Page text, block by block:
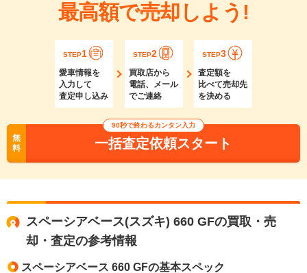
最高額で売却しよう!
STEP1
愛車情報を
入力して
査定申し込み
STEP2
買取店から
電話、メール
でご連絡
STEP3
査定額を
比べて売却先
を決める
無
料
90秒で終わるカンタン入力
一括査定依頼スタート
スペーシアベース(スズキ) 660 GFの買取・売
却・査定の参考情報
スペーシアベース 660 GFの基本スペック